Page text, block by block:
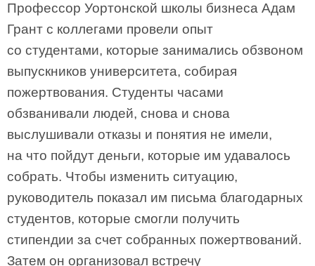
Профессор Уортонской школы бизнеса Адам
Грант с коллегами провели опыт
со студентами, которые занимались обзвоном
выпускников университета, собирая
пожертвования. Студенты часами
обзванивали людей, снова и снова
выслушивали отказы и понятия не имели,
на что пойдут деньги, которые им удавалось
собрать. Чтобы изменить ситуацию,
руководитель показал им письма благодарных
студентов, которые смогли получить
стипендии за счет собранных пожертвований.
Затем он организовал встречу